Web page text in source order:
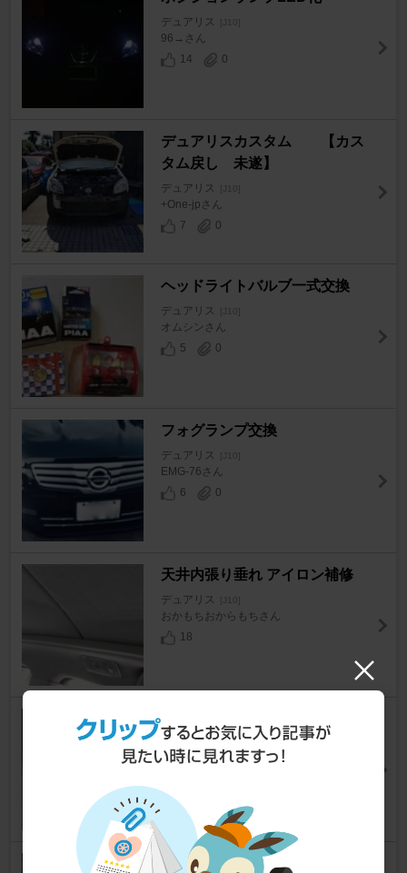
デュアリス [J10]
96→さん
14
0
デュアリスカスタム 【カス
タム戻し 未遂】
デュアリス [J10]
+One-jpさん
7
0
ヘッドライトバルブ一式交換
デュアリス [J10]
オムシンさん
5
0
フォグランプ交換
デュアリス [J10]
EMG-76さん
6
0
天井内張り垂れ アイロン補修
デュアリス [J10]
おかもちおからもちさん
18
エアコン フィルター交換
壱號さん
ドアミラーにウインカーをの巻